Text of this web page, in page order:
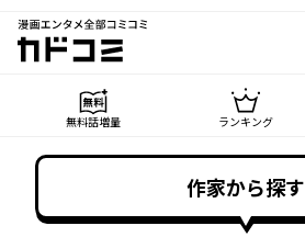
漫画エンタメ全部コミコミ
カドコミ
無料話増量 ランキング
作家から探す